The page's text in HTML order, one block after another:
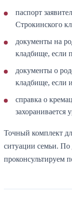
паспорт
Строкинского
документы на
кладбище, если
документы о
кладбище, если
справка о
захоранивается
Точный комплект
ситуации семьи.
проконсультируем